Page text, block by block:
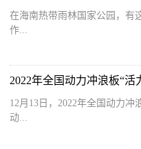
在海南热带雨林国家公园，有
作...
12月13日，2022年全国动力冲
动...